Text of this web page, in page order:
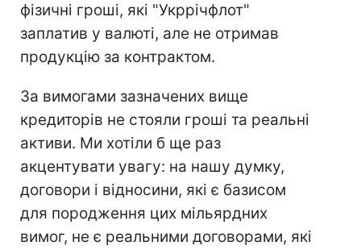
фізичні гроші, які "Укррічфлот"
заплатив у валюті, але не отримав
продукцію за контрактом.
За вимогами зазначених вище
кредиторів не стояли гроші та реальні
активи. Ми хотіли б ще раз
акцентувати увагу: на нашу думку,
договори і відносини, які є базисом
для породження цих мільярдних
вимог, не є реальними договорами, які